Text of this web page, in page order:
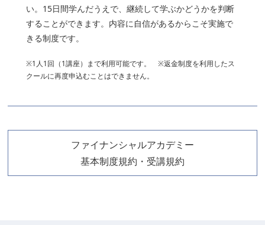
い。15日間学んだうえで、継続して学ぶかどうかを判断
することができます。内容に自信があるからこそ実施で
きる制度です。
※1人1回（1講座）まで利用可能です。 ※返金制度を利用したス
クールに再度申込むことはできません。
ファイナンシャルアカデミー
基本制度規約・受講規約